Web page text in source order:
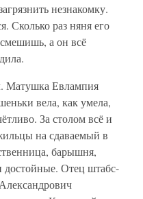
незнакомку.
Сколько раз няня его
а он всё
Матушка Евлампия
вела, как умела,
За столом всё и
на сдаваемый в
барышня,
достойные. Отец штабс-